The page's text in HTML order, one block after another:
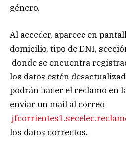
género.
Al acceder, aparece en
domicilio, tipo de DNI,
donde se encuentra
los datos estén
podrán hacer el reclamo en
enviar un mail al correo
los datos correctos.